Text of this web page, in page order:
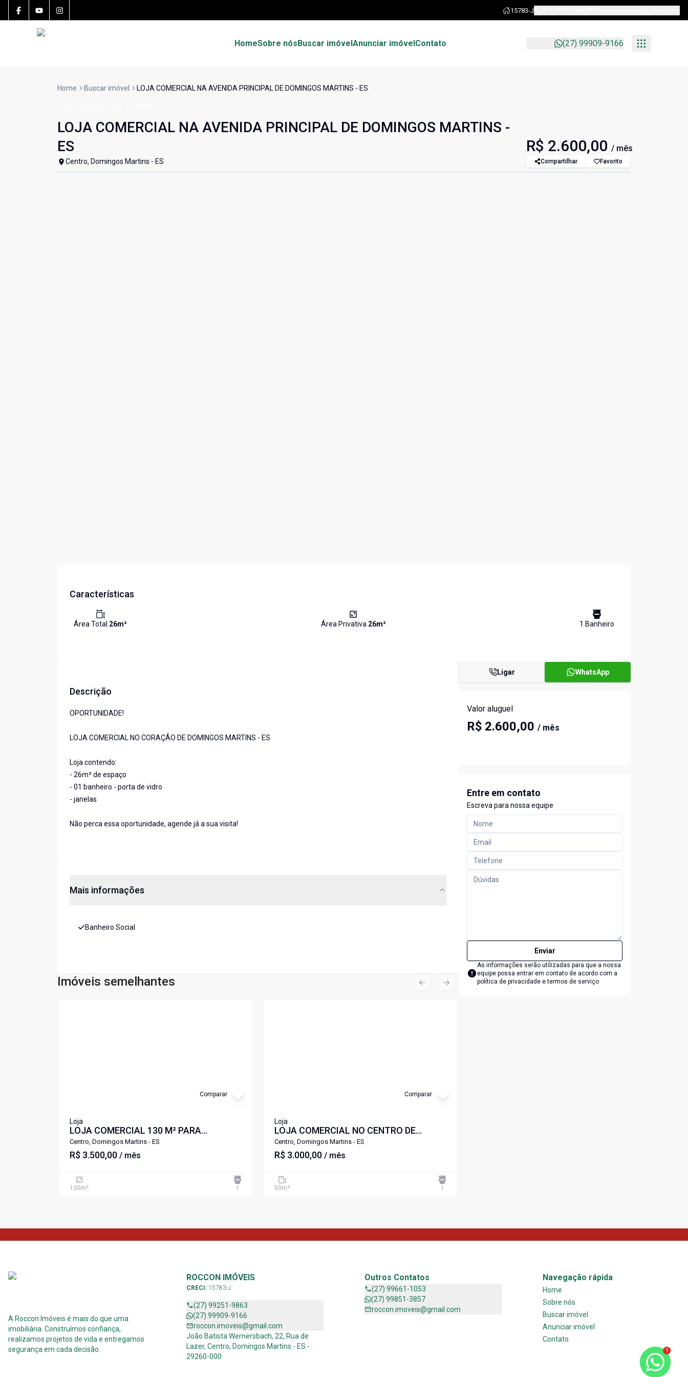
15783-J
HomeSobre nósBuscar imóvelAnunciar imóvelContato (27) 99909-9166
Home Buscar imóvel LOJA COMERCIAL NA AVENIDA PRINCIPAL DE DOMINGOS MARTINS - ES
LOJA COMERCIAL NA AVENIDA PRINCIPAL DE DOMINGOS MARTINS -
ES
Centro, Domingos Martins - ES
R$ 2.600,00 / mês
Compartilhar Favorito
Características
Área Total 26m² Área Privativa 26m² 1 Banheiro
Descrição
OPORTUNIDADE!
LOJA COMERCIAL NO CORAÇÃO DE DOMINGOS MARTINS - ES
Loja contendo:
- 26m² de espaço
- 01 banheiro - porta de vidro
- janelas
Não perca essa oportunidade, agende já a sua visita!
Mais informações
Banheiro Social
Imóveis semelhantes
Comparar
Loja
LOJA COMERCIAL 130 M² PARA
ALUGUEL EM DOMINGOS MARTINS - ES
Centro, Domingos Martins - ES
R$ 3.500,00 / mês
130m² 1
Comparar
Loja
LOJA COMERCIAL NO CENTRO DE
DOMINGOS MARTINS
Centro, Domingos Martins - ES
R$ 3.000,00 / mês
50m² 1
Previous slide
Next slide
Ligar WhatsApp
Valor aluguel
R$ 2.600,00 / mês
Entre em contato
Escreva para nossa equipe
Enviar
As informações serão utilizadas para que a nossa
equipe possa entrar em contato de acordo com a
política de privacidade e termos de serviço
A Roccon Imóveis é mais do que uma
imobiliária. Construímos confiança,
realizamos projetos de vida e entregamos
segurança em cada decisão.
ROCCON IMÓVEIS
CRECI: 15783-J
(27) 99251-9863
(27) 99909-9166
roccon.imoveis@gmail.com
João Batista Wernersbach, 22, Rua de
Lazer, Centro, Domingos Martins - ES -
29260-000
Outros Contatos
(27) 99661-1053
(27) 99851-3857
roccon.imoveis@gmail.com
Navegação rápida
Home
Sobre nós
Buscar imóvel
Anunciar imóvel
Contato
1